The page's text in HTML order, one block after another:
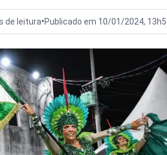
de leitura•Publicado em 10/01/2024,